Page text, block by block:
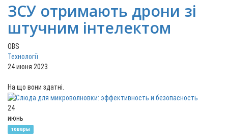
ЗСУ отримають дрони зі
штучним інтелектом
OBS
Технології
24 июня 2023
На що вони здатні.
24
июнь
товары